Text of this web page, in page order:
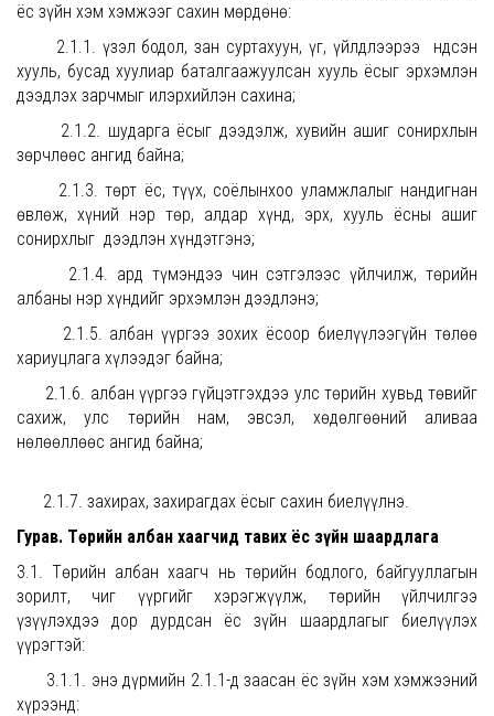
ёс зүйн хэм хэмжээг сахин мөрдөнө:
2.1.1. үзэл бодол, зан суртахуун, үг, үйлдлээрээ Үндсэн
хууль, бусад хуулиар баталгаажуулсан хууль ёсыг эрхэмлэн
дээдлэх зарчмыг илэрхийлэн сахина;
2.1.2. шударга ёсыг дээдэлж, хувийн ашиг сонирхлын
зөрчлөөс ангид байна;
2.1.3. төрт ёс, түүх, соёлынхоо уламжлалыг нандигнан
өвлөж, хүний нэр төр, алдар хүнд, эрх, хууль ёсны ашиг
сонирхлыг дээдлэн хүндэтгэнэ;
2.1.4. ард түмэндээ чин сэтгэлээс үйлчилж, төрийн
албаны нэр хүндийг эрхэмлэн дээдлэнэ;
2.1.5. албан үүргээ зохих ёсоор биелүүлээгүйн төлөө
хариуцлага хүлээдэг байна;
2.1.6. албан үүргээ гүйцэтгэхдээ улс төрийн хувьд төвийг
сахиж, улс төрийн нам, эвсэл, хөдөлгөөний аливаа
нөлөөллөөс ангид байна;
2.1.7. захирах, захирагдах ёсыг сахин биелүүлнэ.
Гурав. Төрийн албан хаагчид тавих ёс зүйн шаардлага
3.1. Төрийн албан хаагч нь төрийн бодлого, байгууллагын
зорилт, чиг үүргийг хэрэгжүүлж, төрийн үйлчилгээ
үзүүлэхдээ дор дурдсан ёс зүйн шаардлагыг биелүүлэх
үүрэгтэй:
3.1.1. энэ дүрмийн 2.1.1-д заасан ёс зүйн хэм хэмжээний
хүрээнд: